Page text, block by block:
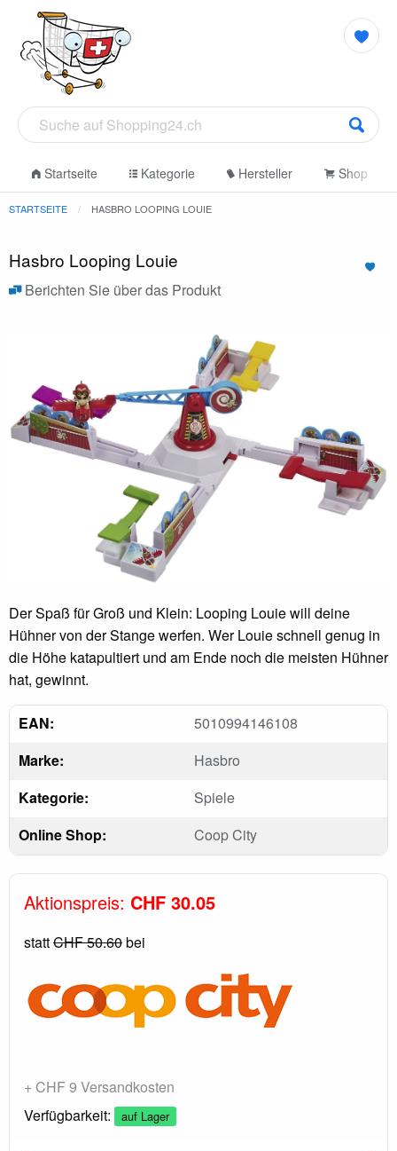
Startseite Kategorie Hersteller Shop
STARTSEITE HASBRO LOOPING LOUIE
Hasbro Looping Louie
Berichten Sie über das Produkt
Der Spaß für Groß und Klein: Looping Louie will deine
Hühner von der Stange werfen. Wer Louie schnell genug in
die Höhe katapultiert und am Ende noch die meisten Hühner
hat, gewinnt.
EAN:
5010994146108
Marke:
Hasbro
Kategorie:
Spiele
Online Shop:
Coop City
Aktionspreis: CHF 30.05
stattCHF 50.60bei
+ CHF 9 Versandkosten
Verfügbarkeit:
auf Lager